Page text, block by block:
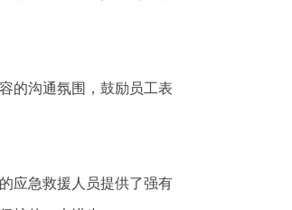
的沟通氛围，鼓励员工表
应急救援人员提供了强有